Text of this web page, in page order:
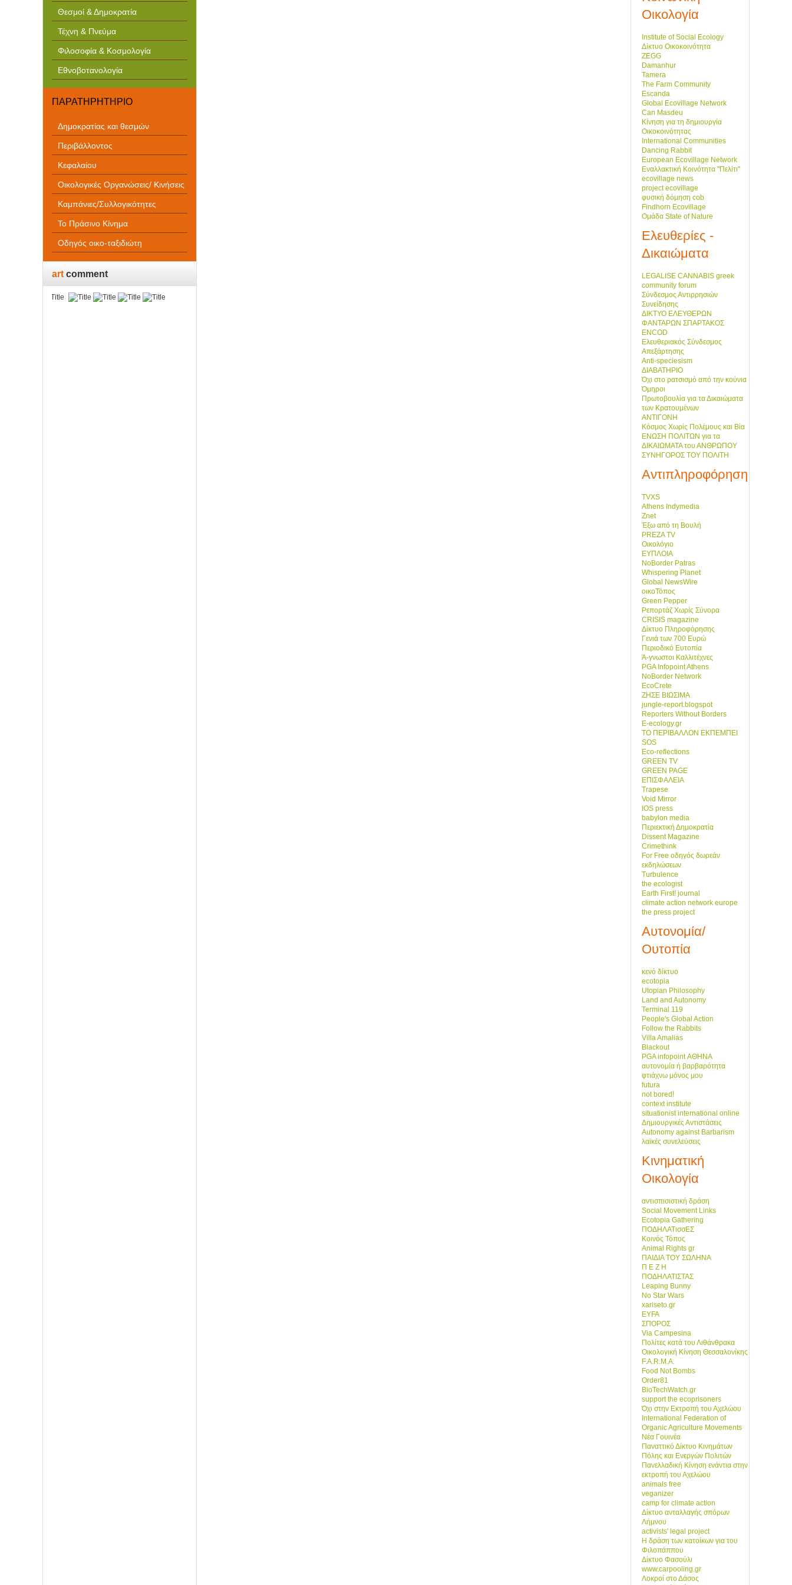
Οικολογία
Institute of Social Ecology
Δίκτυο Οικοκοινότητα
ZEGG
Damanhur
Tamera
The Farm Community
Escanda
Global Ecovillage Network
Can Masdeu
Κίνηση για τη δημιουργία
Οικοκοινότητας
International Communities
Dancing Rabbit
European Ecovillage Network
Εναλλακτική Κοινότητα "Πελίτι"
ecovillage news
project ecovillage
φυσική δόμηση cob
Findhorn Ecovillage
Ομάδα State of Nature
Ελευθερίες -
Δικαιώματα
LEGALISE CANNABIS greek
community forum
Σύνδεσμος Αντιρρησιών
Συνείδησης
ΔΙΚΤΥΟ ΕΛΕΥΘΕΡΩΝ
ΦΑΝΤΑΡΩΝ ΣΠΑΡΤΑΚΟΣ
ENCOD
Ελευθεριακός Σύνδεσμος
Απεξάρτησης
Anti-speciesism
ΔΙΑΒΑΤΗΡΙΟ
Όχι στο ρατσισμό από την κούνια
Όμηροι
Πρωτοβουλία για τα Δικαιώματα
των Κρατουμένων
ΑΝΤΙΓΟΝΗ
Κόσμος Χωρίς Πολέμους και Βία
ΕΝΩΣΗ ΠΟΛΙΤΩΝ για τα
ΔΙΚΑΙΩΜΑΤΑ του ΑΝΘΡΩΠΟΥ
ΣΥΝΗΓΟΡΟΣ ΤΟΥ ΠΟΛΙΤΗ
Αντιπληροφόρηση
TVXS
Athens Indymedia
Znet
Έξω από τη Βουλή
PREZA TV
Οικολόγιο
ΕΥΠΛΟΙΑ
NoBorder Patras
Whispering Planet
Global NewsWire
οικοΤόπος
Green Pepper
Ρεπορτάζ Χωρίς Σύνορα
CRISIS magazine
Δίκτυο Πληροφόρησης
Γενιά των 700 Ευρώ
Περιοδικό Ευτοπία
Ά-γνωστοι Καλλιτέχνες
PGA Infopoint Athens
NoBorder Network
EcoCrete
ΖΗΣΕ ΒΙΩΣΙΜΑ
jungle-report.blogspot
Reporters Without Borders
E-ecology.gr
ΤΟ ΠΕΡΙΒΑΛΛΟΝ ΕΚΠΕΜΠΕΙ
SOS
Eco-reflections
GREEN TV
GREEN PAGE
ΕΠΙΣΦΑΛΕΙΑ
Trapese
Void Mirror
IOS press
babylon media
Περιεκτική Δημοκρατία
Dissent Magazine
Crimethink
For Free οδηγός δωρεάν
εκδηλώσεων
Turbulence
the ecologist
Earth First! journal
climate action network europe
the press project
Αυτονομία/
Ουτοπία
κενό δίκτυο
ecotopia
Utopian Philosophy
Land and Autonomy
Terminal 119
People's Global Action
Follow the Rabbits
Villa Amalias
Blackout
PGA infopoint ΑΘΗΝΑ
αυτονομία ή βαρβαρότητα
φτιάχνω μόνος μου
futura
not bored!
context institute
situationist international online
Δημιουργικές Αντιστάσεις
Autonomy against Barbarism
λαϊκές συνελεύσεις
Κινηματική
Οικολογία
αντισπισιστική δράση
Social Movement Links
Ecotopia Gathering
ΠΟΔΗΛΑΤισσΕΣ
Κοινός Τόπος
Animal Rights gr
ΠΑΙΔΙΑ ΤΟΥ ΣΩΛΗΝΑ
Π Ε Ζ Η
ΠΟΔΗΛΑΤΙΣΤΑΣ
Leaping Bunny
No Star Wars
xariseto.gr
EYFA
ΣΠΟΡΟΣ
Via Campesina
Πολίτες κατά του Λιθάνθρακα
Οικολογική Κίνηση Θεσσαλονίκης
F.A.R.M.A.
Food Not Bombs
Order81
BioTechWatch.gr
support the ecoprisoners
Όχι στην Εκτροπή του Αχελώου
International Federation of
Organic Agriculture Movements
Νέα Γουινέα
Παναττικό Δίκτυο Κινημάτων
Πόλης και Ενεργών Πολιτών
Πανελλαδική Κίνηση ενάντια στην
εκτροπή του Αχελώου
animals free
veganizer
camp for climate action
Δίκτυο ανταλλαγής σπόρων
Λήμνου
activists' legal project
Η δράση των κατοίκων για του
Φιλοπάππου
Δίκτυο Φασούλι
www.carpooling.gr
Λοκροί στο Δάσος
Θεσμοί & Δημοκρατία
Τέχνη & Πνεύμα
Φιλοσοφία & Κοσμολογία
Εθνοβοτανολογία
ΠΑΡΑΤΗΡΗΤΗΡΙΟ
Δημοκρατίας και θεσμών
Περιβάλλοντος
Κεφαλαίου
Οικολογικές Οργανώσεις/ Κινήσεις
Καμπάνιες/Συλλογικότητες
Το Πράσινο Κίνημα
Οδηγός οικο-ταξιδιώτη
artcomment